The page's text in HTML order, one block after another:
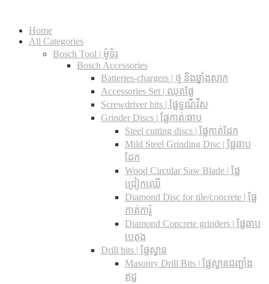
Home
All Categories
Bosch Tool | ម៉ូទ័រ
Bosch Accessories
Batteries-chargers | ថ្ម និងឆ្នាំងសាក
Accessories Set | ឈុតផ្លែ
Screwdriver bits | ផ្លែទួណឺវីស
Grinder Discs |​ ផ្លែកាត់/ឆាប
Steel cutting discs |​ ផ្លែកាត់ដែក
Mild Steel Grinding Disc | ផ្លែឆាប
ដែក
Wood Circular Saw Blade | ផ្លែ
ជ្រៀកឈើ
Diamond Disc for tile/concrete​ | ផ្លែ
កាត់ការ៉ូ
Diamond Concrete grinders | ផ្លែឆាប
បេតុង
Drill bits |​ ផ្លែស្វាន
Masonry Drill Bits |​ ផ្លែស្វានជញ្ជាំង
ឥដ្ឋ